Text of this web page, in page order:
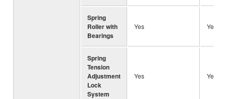
Spring
Roller with
Bearings
Yes Yes
Spring
Tension
Adjustment
Lock
System
Yes Yes